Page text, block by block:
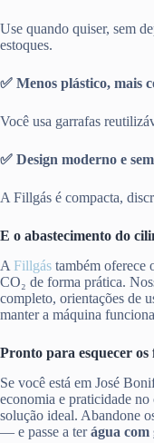
Use quando quiser, sem
estoques.
✅ Menos plástico, mais
Você usa garrafas
✅ Design moderno e
A Fillgás é compacta,
E o abastecimento do
A Fillgás também oferece
CO₂ de forma prática.
completo, orientações de
manter a máquina
Pronto para esquecer
Se você está em José
economia e praticidade no
solução ideal. Abandone
— e passe a terágua com